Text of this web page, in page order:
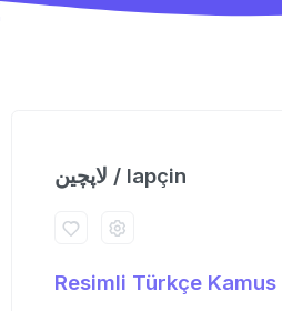
لاپچین / lapçin
Resimli Türkçe Kamus